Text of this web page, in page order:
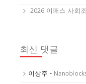
2026 이패스 사회
최신 댓글
이상주 -